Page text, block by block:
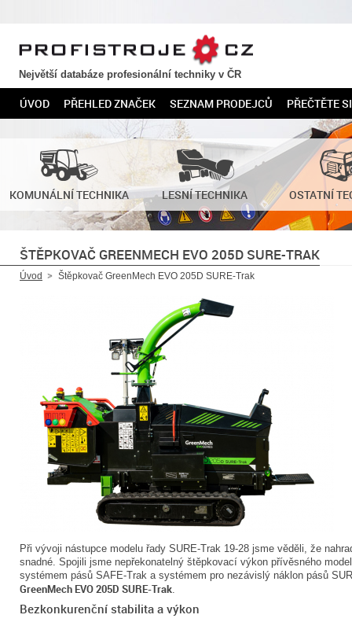
PROFISTROJE.CZ
Největší databáze profesionální techniky v ČR
ÚVOD PŘEHLED ZNAČEK SEZNAM PRODEJCŮ PŘEČTĚTE SI
KOMUNÁLNÍ TECHNIKA LESNÍ TECHNIKA OSTATNÍ
ŠTĚPKOVAČ GREENMECH EVO 205D SURE-TRAK
Úvod Štěpkovač GreenMech EVO 205D SURE-Trak
Při vývoji nástupce modelu řady SURE-Trak 19-28 jsme věděli, že
snadné. Spojili jsme nepřekonatelný štěpkovací výkon přívěsného
systémem pásů SAFE-Trak a systémem pro nezávislý náklon pásů
GreenMech EVO 205D SURE-Trak.
Bezkonkurenční stabilita a výkon